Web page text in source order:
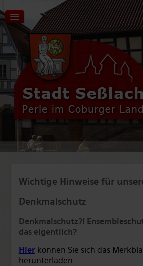
Aktuelles | Start
Wirtschaft | Verkehr
Bildung | Soziales
Wichtige Hinweise für
Denkmalschutz
Denkmalschutz?!
das eigentlich?
Hier können Sie sich das
herunterladen.